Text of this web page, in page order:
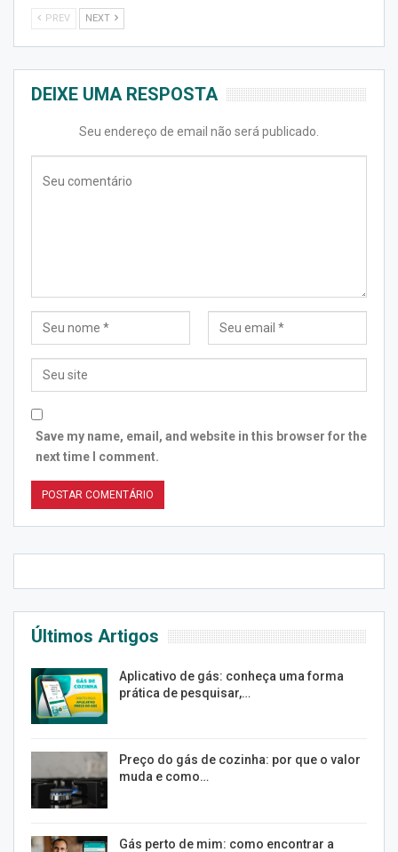
PREV NEXT
DEIXE UMA RESPOSTA
Seu endereço de email não será publicado.
Save my name, email, and website in this browser for the
next time I comment.
Últimos Artigos
Aplicativo de gás: conheça uma forma
prática de pesquisar,…
Preço do gás de cozinha: por que o valor
muda e como…
Gás perto de mim: como encontrar a